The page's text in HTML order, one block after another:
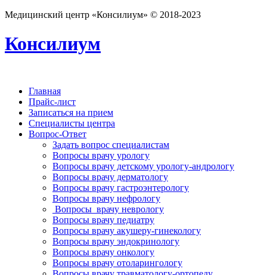
Медицинский центр «Консилиум» © 2018-2023
Консилиум
Главная
Прайс-лист
Записаться на прием
Специалисты центра
Вопрос-Ответ
Задать вопрос специалистам
Вопросы врачу урологу
Вопросы врачу детскому урологу-андрологу
Вопросы врачу дерматологу
Вопросы врачу гастроэнтерологу
Вопросы врачу нефрологу
Вопросы врачу неврологу
Вопросы врачу педиатру
Вопросы врачу акушеру-гинекологу
Вопросы врачу эндокринологу
Вопросы врачу онкологу
Вопросы врачу отоларингологу